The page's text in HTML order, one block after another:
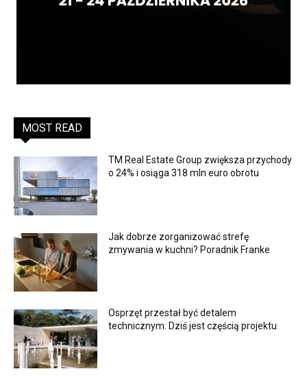
MOST READ
TM Real Estate Group zwiększa przychody
o 24% i osiąga 318 mln euro obrotu
Jak dobrze zorganizować strefę
zmywania w kuchni? Poradnik Franke
Osprzęt przestał być detalem
technicznym. Dziś jest częścią projektu